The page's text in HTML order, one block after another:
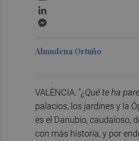
Almudena Ortuño
VALÈNCIA. "¿Qué te ha
palacios, los jardines y la
es el Danubio, caudaloso,
con más historia, y por